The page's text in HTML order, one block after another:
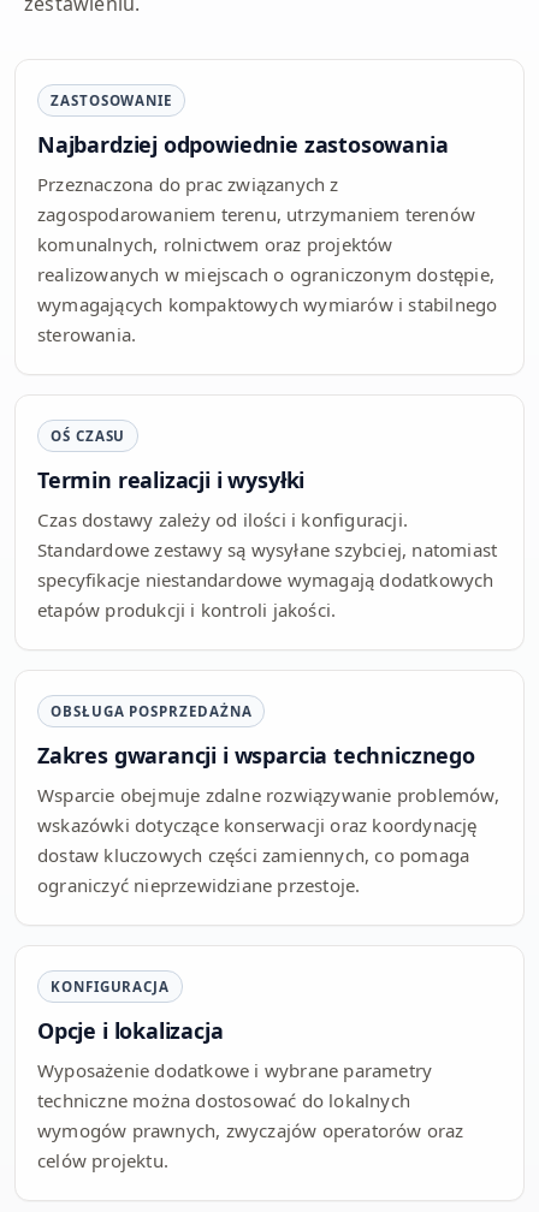
ZASTOSOWANIE
Najbardziej odpowiednie zastosowania
Przeznaczona do prac związanych z
zagospodarowaniem terenu, utrzymaniem terenów
komunalnych, rolnictwem oraz projektów
realizowanych w miejscach o ograniczonym dostępie,
wymagających kompaktowych wymiarów i stabilnego
sterowania.
OŚ CZASU
Termin realizacji i wysyłki
Czas dostawy zależy od ilości i konfiguracji.
Standardowe zestawy są wysyłane szybciej, natomiast
specyfikacje niestandardowe wymagają dodatkowych
etapów produkcji i kontroli jakości.
OBSŁUGA POSPRZEDAŻNA
Zakres gwarancji i wsparcia technicznego
Wsparcie obejmuje zdalne rozwiązywanie problemów,
wskazówki dotyczące konserwacji oraz koordynację
dostaw kluczowych części zamiennych, co pomaga
ograniczyć nieprzewidziane przestoje.
KONFIGURACJA
Opcje i lokalizacja
Wyposażenie dodatkowe i wybrane parametry
techniczne można dostosować do lokalnych
wymogów prawnych, zwyczajów operatorów oraz
celów projektu.